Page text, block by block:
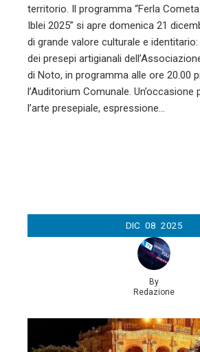
territorio. Il programma “Ferla
Iblei 2025” si apre domenica 21
di grande valore culturale e identitario:
dei presepi artigianali
di Noto, in programma alle ore 20.00
l’Auditorium Comunale. Un’occasione
l’arte presepiale, espressione…
DIC 08 2025
By
Redazione